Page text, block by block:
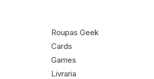
Roupas Geek
Cards
Games
Livraria